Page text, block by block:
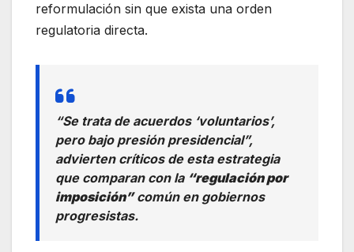
reformulación sin que exista una orden
regulatoria directa.
“Se trata de acuerdos ‘voluntarios’,
pero bajo presión presidencial”,
advierten críticos de esta estrategia
que comparan con la “regulación por
imposición”común en gobiernos
progresistas.